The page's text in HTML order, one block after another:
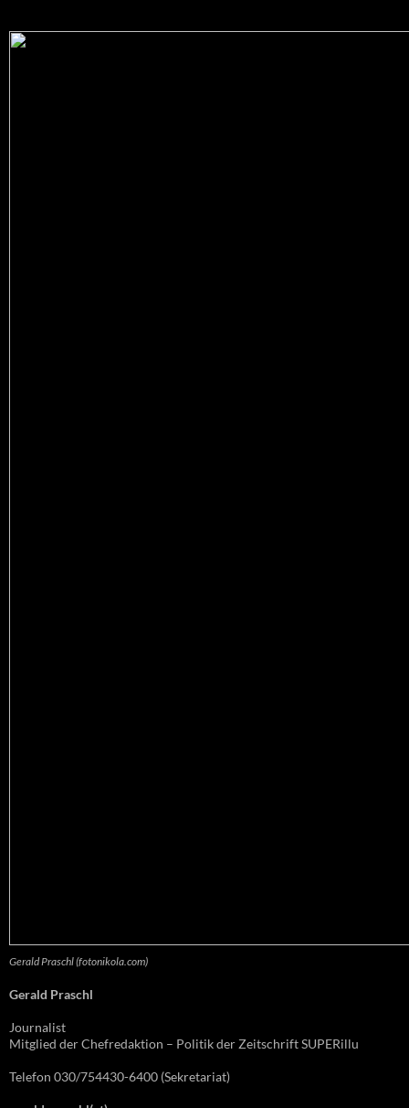
Gerald Praschl (fotonikola.com)
Gerald Praschl
Journalist
Mitglied der Chefredaktion – Politik der Zeitschrift SUPERillu
Telefon 030/754430-6400 (Sekretariat)